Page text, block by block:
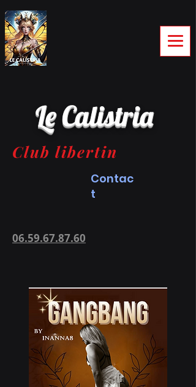
Le Calistria
Club libertin
Contac
t
06.59.67.87.60